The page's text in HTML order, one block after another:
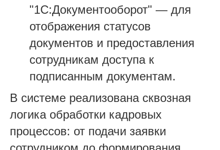
"1С:Документооборот" — для
отображения статусов
документов и предоставления
сотрудникам доступа к
подписанным документам.
В системе реализована сквозная
логика обработки кадровых
процессов: от подачи заявки